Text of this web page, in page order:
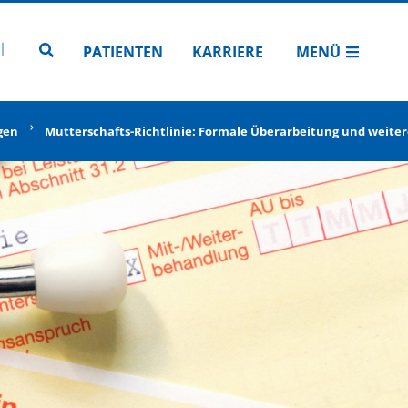
Zur Seitensuche
PATIENTEN KARRIERE MENÜ
Mutterschafts-Richtlinie: Formale Überarbeitung und